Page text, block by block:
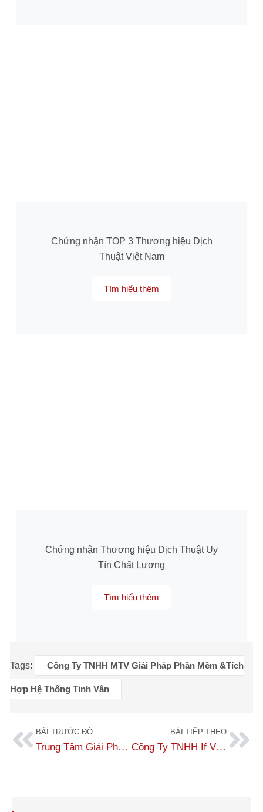
Chứng nhận TOP 3 Thương hiệu Dịch
Thuật Việt Nam
Tìm hiểu thêm
Chứng nhận Thương hiệu Dịch Thuật Uy
Tín Chất Lượng
Tìm hiểu thêm
Tags: Công Ty TNHH MTV Giải Pháp Phần Mềm &Tích
Hợp Hệ Thống Tinh Vân
BÀI TRƯỚC ĐÓ
Trung Tâm Giải Pháp Cntt & Viễn Thông Viettel
BÀI TIẾP THEO
Công Ty TNHH If Việt Nam